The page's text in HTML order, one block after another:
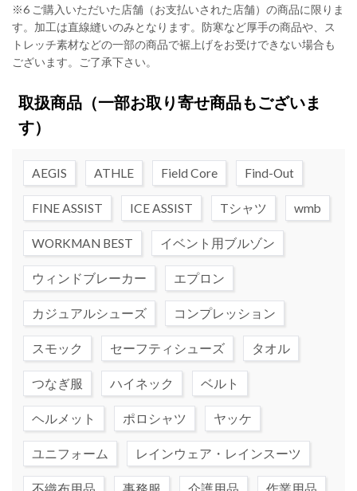
※6 ご購入いただいた店舗（お支払いされた店舗）の商品に限りま
す。加工は直線縫いのみとなります。防寒など厚手の商品や、ス
トレッチ素材などの一部の商品で裾上げをお受けできない場合も
ございます。ご了承下さい。
取扱商品（一部お取り寄せ商品もございま
す）
AEGIS ATHLE Field Core Find-Out
FINE ASSIST ICE ASSIST Tシャツ wmb
WORKMAN BEST イベント用ブルゾン
ウィンドブレーカー エプロン
カジュアルシューズ コンプレッション
スモック セーフティシューズ タオル
つなぎ服 ハイネック ベルト
ヘルメット ポロシャツ ヤッケ
ユニフォーム レインウェア・レインスーツ